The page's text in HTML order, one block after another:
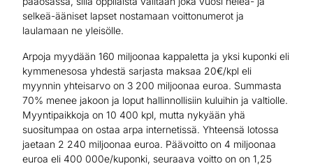
selkeä-ääniset lapset nostamaan voittonumerot ja
laulamaan ne yleisölle.
Arpoja myydään 160 miljoonaa kappaletta ja yksi kuponki eli
kymmenesosa yhdestä sarjasta maksaa 20€/kpl eli
myynnin yhteisarvo on 3 200 miljoonaa euroa. Summasta
70% menee jakoon ja loput hallinnollisiin kuluihin ja valtiolle.
Myyntipaikkoja on 10 400 kpl, mutta nykyään yhä
suositumpaa on ostaa arpa internetissä. Yhteensä lotossa
jaetaan 2 240 miljoonaa euroa. Päävoitto on 4 miljoonaa
euroa eli 400 000e/kuponki, seuraava voitto on on 1,25